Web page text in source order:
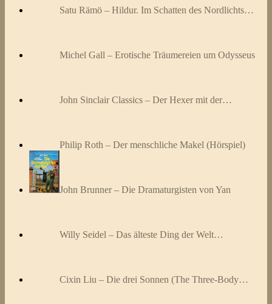
Satu Rämö – Hildur. Im Schatten des Nordlichts…
Michel Gall – Erotische Träumereien um Odysseus
John Sinclair Classics – Der Hexer mit der…
Philip Roth – Der menschliche Makel (Hörspiel)
John Brunner – Die Dramaturgisten von Yan
Willy Seidel – Das älteste Ding der Welt…
Cixin Liu – Die drei Sonnen (The Three-Body…